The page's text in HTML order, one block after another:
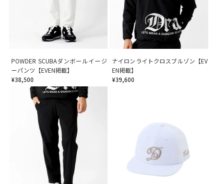
POWDER SCUBAダンボールイージ
ーパンツ【EVEN掲載】
¥38,500
ナイロンライトクロスブルゾン【EV
EN掲載】
¥39,600